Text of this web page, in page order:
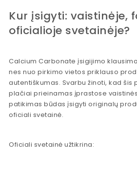
Kur įsigyti: vaistinėje,
oficialioje svetainėje?
Calcium Carbonate įsigijimo
nes nuo pirkimo vietos priklauso
autentiškumas. Svarbu žinoti, kad šis
plačiai prieinamas įprastose
patikimas būdas įsigyti originalų
oficiali svetainė.
Oficiali svetainė užtikrina: